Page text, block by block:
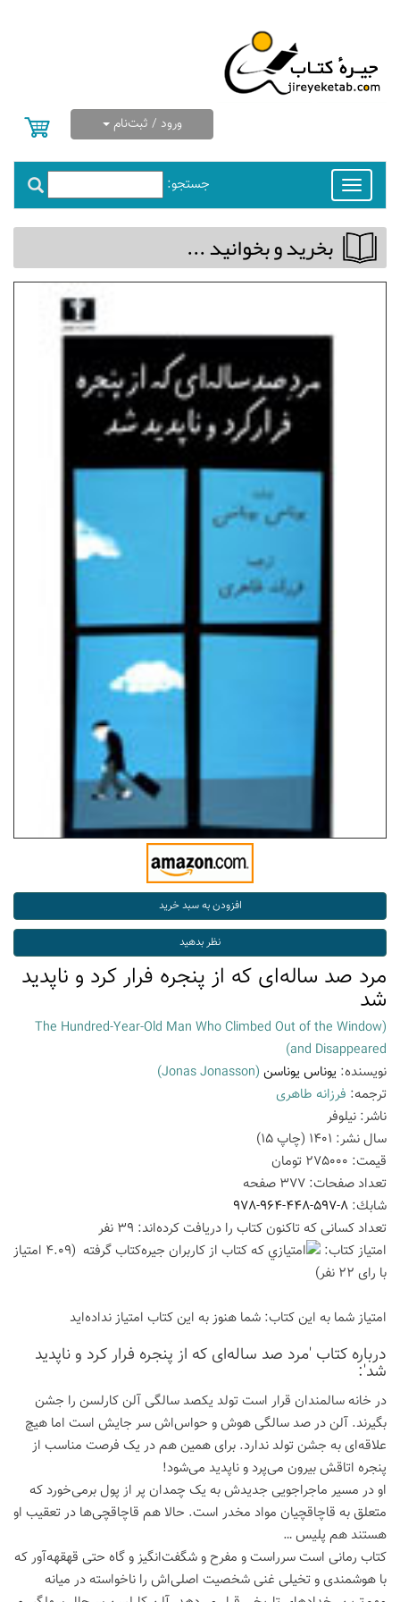
ورود / ثبت‌نام
جستجو:
Toggle
navigation
بخريد و بخوانيد ...
مرد صد ساله‌ای که از پنجره فرار کرد و ناپدید
شد
(The Hundred-Year-Old Man Who Climbed Out of the Window
and Disappeared)
نویسنده: یوناس یوناسن (Jonas Jonasson)
ترجمه: فرزانه طاهری
ناشر: نیلوفر
سال نشر: 1401 (چاپ15
)
قیمت: 275000 تومان
تعداد صفحات: 377 صفحه
شابك: 978-964-448-597-8
تعداد كسانی كه تاكنون كتاب را دریافت كرده‌اند: 39 نفر
امتیاز كتاب:
(4.09 امتیاز
با رای 22 نفر)
امتیاز شما به این كتاب: شما هنوز به این كتاب امتیاز نداده‌اید
درباره كتاب 'مرد صد ساله‌ای که از پنجره فرار کرد و ناپدید
شد':
در خانه سالمندان قرار است تولد یکصد سالگی آلن کارلسن را جشن
بگیرند. آلن در صد سالگی هوش و حواس‌اش سر جایش است اما هیچ
علاقه‌ای به جشن تولد ندارد. برای همین هم در یک فرصت مناسب از
پنجره اتاقش بیرون می‌پرد و ناپدید می‌شود!
او در مسیر ماجراجویی جدیدش به یک چمدان پر از پول برمی‌خورد که
متعلق به قاچاقچیان مواد مخدر است. حالا هم قاچاقچی‌ها در تعقیب او
هستند هم پلیس …
کتاب رمانی است سرراست و مفرح و شگفت‌انگیز و گاه حتی قهقهه‌آور که
با هوشمندی و تخیلی غنی شخصیت اصلی‌اش را ناخواسته در میانه